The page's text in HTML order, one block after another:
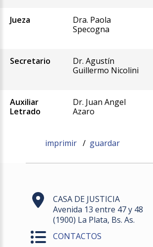
Jueza
Dra. Paola
Specogna
Secretario
Dr. Agustín
Guillermo Nicolini
Auxiliar
Letrado
Dr. Juan Angel
Azaro
imprimir / guardar
CASA DE JUSTICIA
Avenida 13 entre 47 y 48
(1900) La Plata, Bs. As.
CONTACTOS